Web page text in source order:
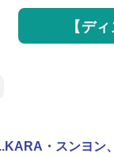
【デ
・スンヨン